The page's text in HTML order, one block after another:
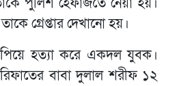
গ্রেপ্তার দেখানো হয়।
হত্যা করে একদল যুবক।
বাবা দুলাল শরীফ ১২